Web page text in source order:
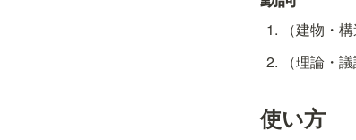
（建物・
（理論・
使い方